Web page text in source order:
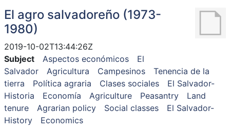
El agro salvadoreño (1973-
1980)
2019-10-02T13:44:26Z
Subject
Aspectos económicos
El
Salvador
Agricultura Campesinos
Tenencia de la
tierra
Política agraria Clases sociales
El Salvador-
Historia
Economía Agriculture Peasantry
Land
tenure
Agrarian policy Social classes
El Salvador-
History
Economics